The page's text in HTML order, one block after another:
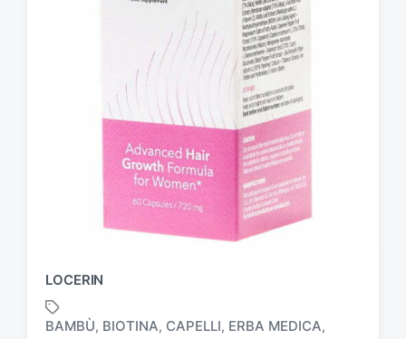
LOCERIN
BAMBÙ, BIOTINA, CAPELLI, ERBA MEDICA,